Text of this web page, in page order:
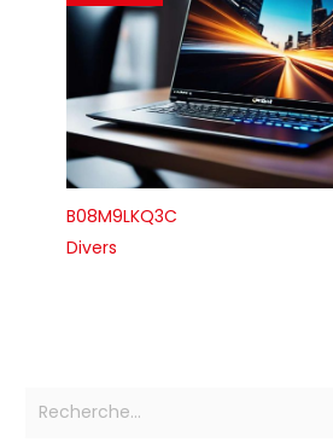
B08M9LKQ3C
Divers